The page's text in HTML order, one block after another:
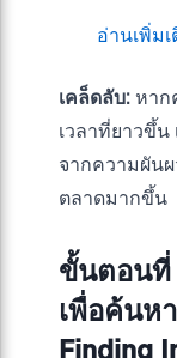
อ่านเพิ่ม
เคล็ดลับ: หาก
เวลาที่ยาวขึ้น
จากความผันผ
ตลาดมากขึ้น
ขั้นตอนที่
เพื่อค้นห